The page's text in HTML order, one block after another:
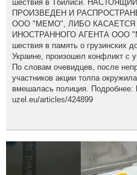
шествия в Тбилиси.
ПРОИЗВЕДЕН И
ООО "МЕМО", ЛИБО КАСАЕТСЯ
ИНОСТРАННОГО АГЕНТА ООО
шествия в память о грузинских
Украине, произошел конфликт с
По словам очевидцев, после
участников акции толпа
вмешалась полиция. Подробнее:
uzel.eu/articles/424899